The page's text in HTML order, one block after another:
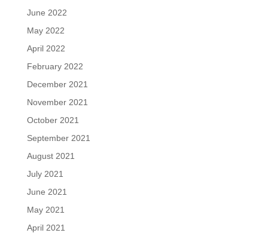
June 2022
May 2022
April 2022
February 2022
December 2021
November 2021
October 2021
September 2021
August 2021
July 2021
June 2021
May 2021
April 2021